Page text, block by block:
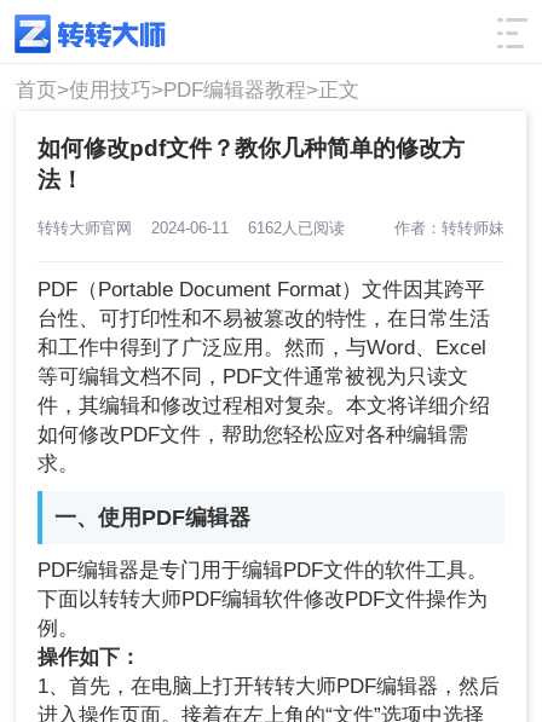
使用技巧 筛选
首页>使用技巧>PDF编辑器教程>正文
如何修改pdf文件？教你几种简单的修改方
法！
转转大师官网 2024-06-11 6162人已阅读 作者：转转师妹
PDF（Portable Document Format）文件因其跨平
台性、可打印性和不易被篡改的特性，在日常生活
和工作中得到了广泛应用。然而，与Word、Excel
等可编辑文档不同，PDF文件通常被视为只读文
件，其编辑和修改过程相对复杂。本文将详细介绍
如何修改PDF文件，帮助您轻松应对各种编辑需
求。
一、使用PDF编辑器
PDF编辑器是专门用于编辑PDF文件的软件工具。
下面以转转大师PDF编辑软件修改PDF文件操作为
例。
操作如下：
1、首先，在电脑上打开转转大师PDF编辑器，然后
进入操作页面。接着在左上角的“文件”选项中选择